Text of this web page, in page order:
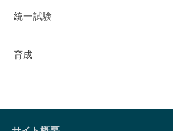
統一試験
育成